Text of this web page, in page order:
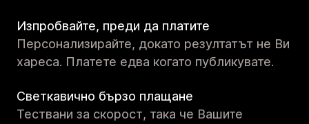
Изпробвайте, преди да платите
Персонализирайте, докато резултатът не Ви
хареса. Платете едва когато публикувате.
Светкавично бързо плащане
Тествани за скорост, така че Вашите